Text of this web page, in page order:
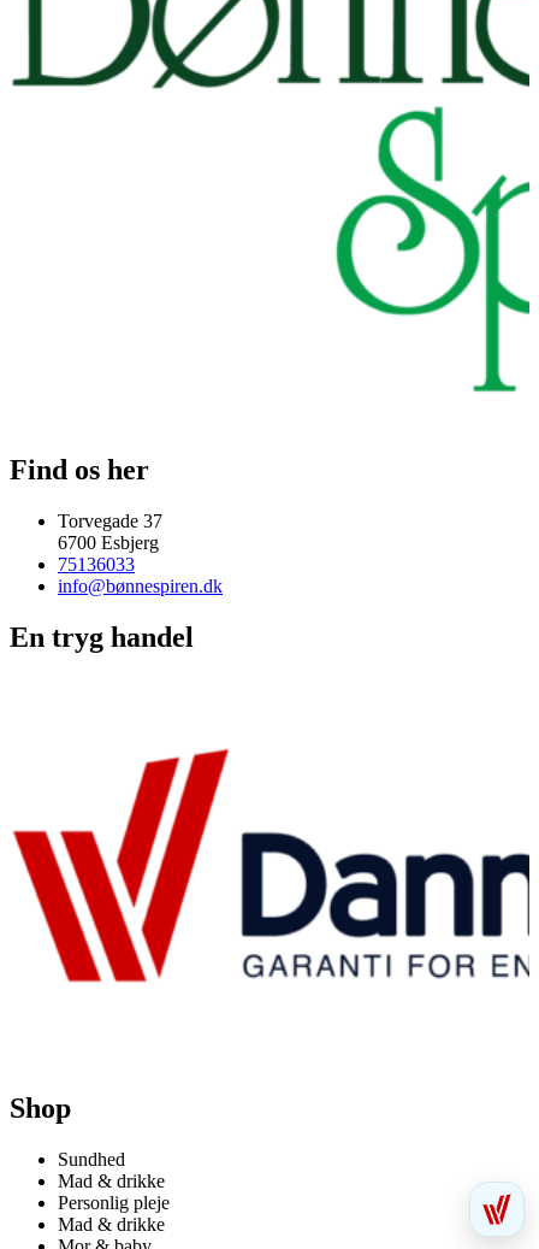
Find os her
Torvegade 37
6700 Esbjerg
75136033
info@bønnespiren.dk
En tryg handel
Shop
Sundhed
Mad & drikke
Personlig pleje
Mad & drikke